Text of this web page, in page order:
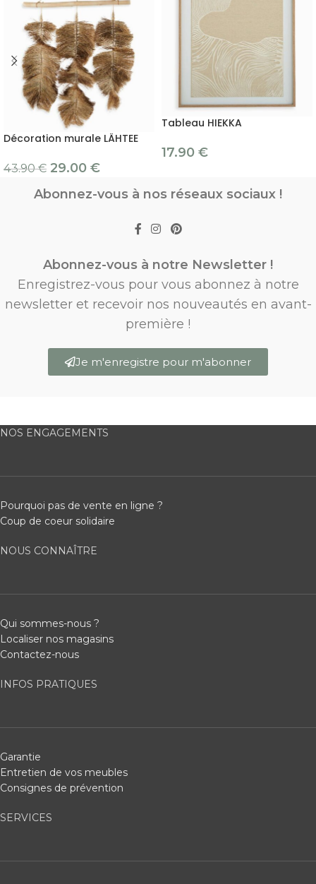
Décoration murale LÄHTEE
43.90€ 29.00 €
Tableau HIEKKA
17.90 €
Abonnez-vous à nos réseaux sociaux !
Abonnez-vous à notre Newsletter !
Enregistrez-vous pour vous abonnez à notre
newsletter et recevoir nos nouveautés en avant-
première !
Je m'enregistre pour m'abonner
NOS ENGAGEMENTS
Pourquoi pas de vente en ligne ?
Coup de coeur solidaire
NOUS CONNAÎTRE
Qui sommes-nous ?
Localiser nos magasins
Contactez-nous
INFOS PRATIQUES
Garantie
Entretien de vos meubles
Consignes de prévention
SERVICES